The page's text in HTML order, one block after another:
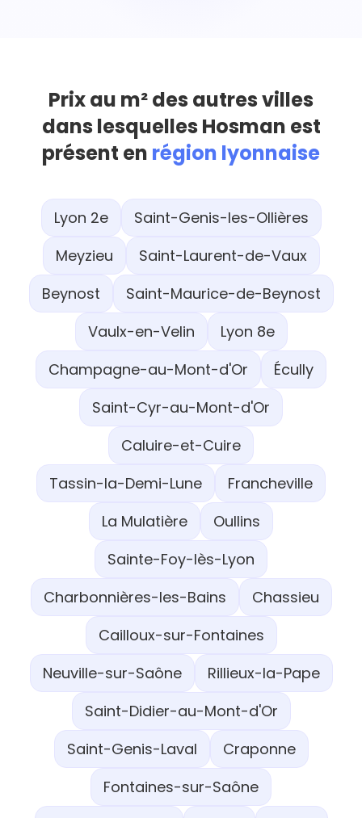
Prix au m² des autres villes
dans lesquelles Hosman est
présent en région lyonnaise
Lyon 2e
Saint-Genis-les-Ollières
Meyzieu
Saint-Laurent-de-Vaux
Beynost
Saint-Maurice-de-Beynost
Vaulx-en-Velin
Lyon 8e
Champagne-au-Mont-d'Or
Écully
Saint-Cyr-au-Mont-d'Or
Caluire-et-Cuire
Tassin-la-Demi-Lune
Francheville
La Mulatière
Oullins
Sainte-Foy-lès-Lyon
Charbonnières-les-Bains
Chassieu
Cailloux-sur-Fontaines
Neuville-sur-Saône
Rillieux-la-Pape
Saint-Didier-au-Mont-d'Or
Saint-Genis-Laval
Craponne
Fontaines-sur-Saône